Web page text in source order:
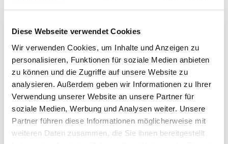
Diese Webseite verwendet Cookies
Wir verwenden Cookies, um Inhalte und Anzeigen zu
personalisieren, Funktionen für soziale Medien anbieten
zu können und die Zugriffe auf unsere Website zu
analysieren. Außerdem geben wir Informationen zu Ihrer
Verwendung unserer Website an unsere Partner für
soziale Medien, Werbung und Analysen weiter. Unsere
Partner führen diese Informationen möglicherweise mit
weiteren Daten zusammen, die Sie ihnen bereitgestellt
haben, können Sie weiterhin selbst bestimmen,
welche Funktionen genutzt werden sollen.
Belegungskalender
Reisedauer auswählen
Anzahl Reisende auswählen